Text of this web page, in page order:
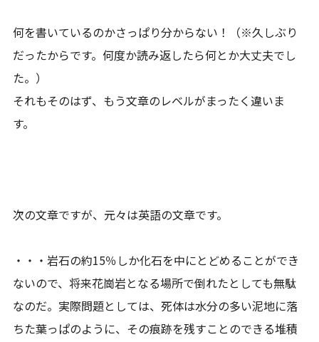
何を書いているのかさっぱり分からない！（※久しぶり
だったからです。何度か読み返したら何とか大丈夫でし
た。）
それもそのはず、もう文章のレベルがまったく違いま
す。
次の文章ですが、元々は英語の文章です。
・・・岩石の約15％しか化石を中にとどめることができ
ないので、将来花崗岩となる場所で倒れたとしても無駄
なのだ。実際問題としては、死体は水分の多い泥地に落
ちた葉っぱのように、その痕跡を残すことのできる堆積